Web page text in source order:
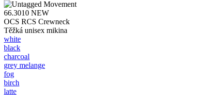
66.3010 NEW
OCS RCS Crewneck
Těžká unisex mikina
white
black
charcoal
grey melange
fog
birch
latte